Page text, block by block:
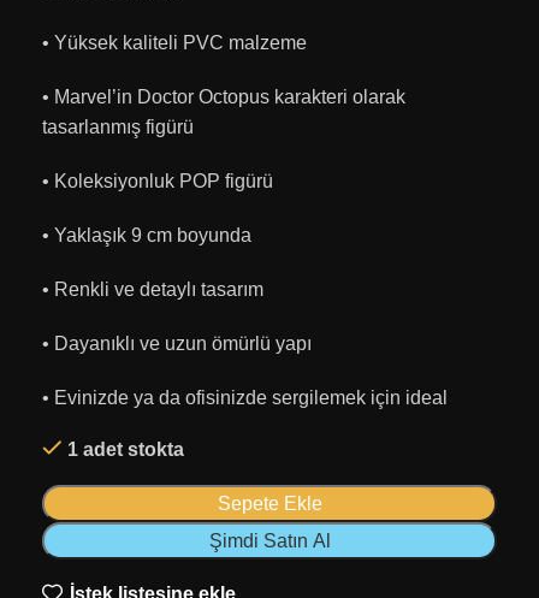
• Yüksek kaliteli PVC malzeme
• Marvel’in Doctor Octopus karakteri olarak
tasarlanmış figürü
• Koleksiyonluk POP figürü
• Yaklaşık 9 cm boyunda
• Renkli ve detaylı tasarım
• Dayanıklı ve uzun ömürlü yapı
• Evinizde ya da ofisinizde sergilemek için ideal
1 adet stokta
Sepete Ekle
Şimdi Satın Al
İstek listesine ekle